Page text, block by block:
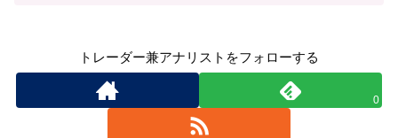
トレーダー兼アナリストをフォローする
0